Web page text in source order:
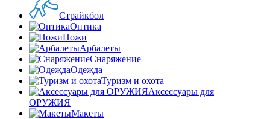
Страйкбол
Оптика
Ножи
Арбалеты
Снаряжение
Одежда
Туризм и охота
Аксессуары для
ОРУЖИЯ
Макеты